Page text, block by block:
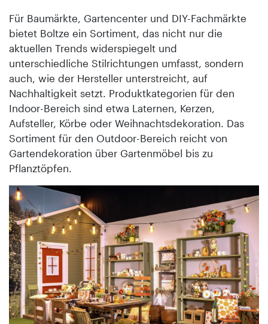
Für Baumärkte, Gartencenter und DIY-Fachmärkte
bietet Boltze ein Sortiment, das nicht nur die
aktuellen Trends widerspiegelt und
unterschiedliche Stilrichtungen umfasst, sondern
auch, wie der Hersteller unterstreicht, auf
Nachhaltigkeit setzt. Produktkategorien für den
Indoor-Bereich sind etwa Laternen, Kerzen,
Aufsteller, Körbe oder Weihnachtsdekoration. Das
Sortiment für den Outdoor-Bereich reicht von
Gartendekoration über Gartenmöbel bis zu
Pflanztöpfen.